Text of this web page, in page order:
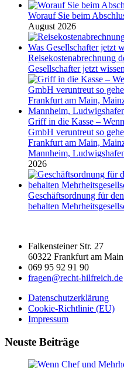
Worauf Sie beim
August 2026
Reisekostenabrechnung
Gesellschafter jetzt
Griff in die Kasse –
GmbH veruntreut so
Frankfurt am Main,
Mannheim,
2026
Geschäftsordnung für
behalten
Falkensteiner Str. 27
60322 Frankfurt am Main
069 95 92 91 90
fragen@recht-hilfreich.de
Datenschutzerklärung
Cookie-Richtlinie (EU)
Impressum
Neuste Beiträge